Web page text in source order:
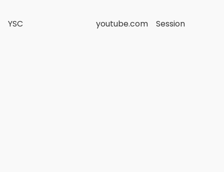
YSC youtube.com Session